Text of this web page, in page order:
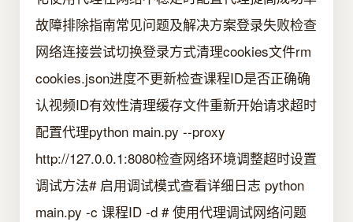
故障排除指南常见问题及解决方案登录失败检查
网络连接尝试切换登录方式清理cookies文件rm
cookies.json进度不更新检查课程ID是否正确确
认视频ID有效性清理缓存文件重新开始请求超时
配置代理python main.py --proxy
http://127.0.0.1:8080检查网络环境调整超时设置
调试方法# 启用调试模式查看详细日志 python
main.py -c 课程ID -d # 使用代理调试网络问题